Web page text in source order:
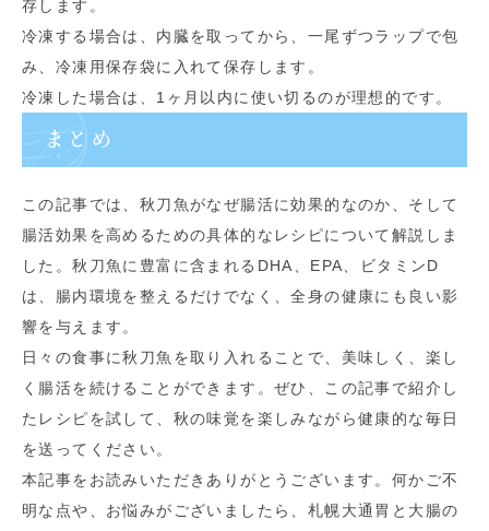
存します。
冷凍する場合は、内臓を取ってから、一尾ずつラップで包
み、冷凍用保存袋に入れて保存します。
冷凍した場合は、1ヶ月以内に使い切るのが理想的です。
まとめ
この記事では、秋刀魚がなぜ腸活に効果的なのか、そして
腸活効果を高めるための具体的なレシピについて解説しま
した。秋刀魚に豊富に含まれるDHA、EPA、ビタミンD
は、腸内環境を整えるだけでなく、全身の健康にも良い影
響を与えます。
日々の食事に秋刀魚を取り入れることで、美味しく、楽し
く腸活を続けることができます。ぜひ、この記事で紹介し
たレシピを試して、秋の味覚を楽しみながら健康的な毎日
を送ってください。
本記事をお読みいただきありがとうございます。何かご不
明な点や、お悩みがございましたら、札幌大通胃と大腸の